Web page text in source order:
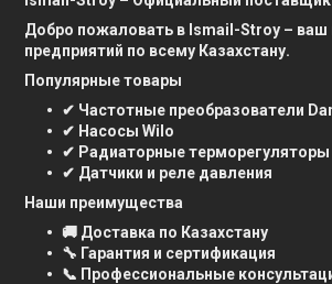
Добро пожаловать в Ismail-Stroy –
предприятий по всему Казахстану.
Популярные товары
✔ Частотные преобразователи
✔ Насосы Wilo
✔ Радиаторные терморегуляторы
✔ Датчики и реле давления
Наши преимущества
🚚 Доставка по Казахстану
🔧 Гарантия и сертификация
📞 Профессиональные